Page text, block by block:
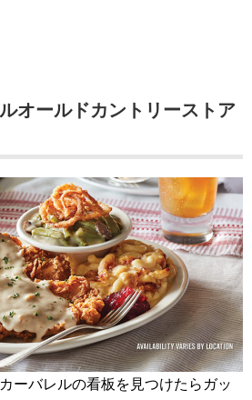
オールドカントリーストア
ーバレルの看板を見つけたらガッ